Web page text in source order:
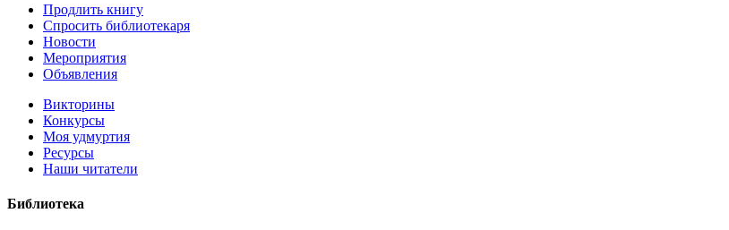
Продлить книгу
Спросить библиотекаря
Новости
Мероприятия
Объявления
Викторины
Конкурсы
Моя удмуртия
Ресурсы
Наши читатели
Библиотека